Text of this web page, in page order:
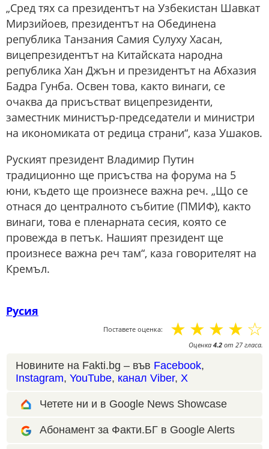
„Сред тях са президентът на Узбекистан Шавкат
Мирзийоев, президентът на Обединена
република Танзания Самия Сулуху Хасан,
вицепрезидентът на Китайската народна
република Хан Джън и президентът на Абхазия
Бадра Гунба. Освен това, както винаги, се
очаква да присъстват вицепрезиденти,
заместник министър-председатели и министри
на икономиката от редица страни“, каза Ушаков.
Руският президент Владимир Путин
традиционно ще присъства на форума на 5
юни, където ще произнесе важна реч. „Що се
отнася до централното събитие (ПМИФ), както
винаги, това е пленарната сесия, която се
провежда в петък. Нашият президент ще
произнесе важна реч там“, каза говорителят на
Кремъл.
Русия
Поставете оценка: ☆
☆
☆
☆
☆
Оценка 4.2 от 27 гласа.
Новините на Fakti.bg – във Facebook,
Instagram, YouTube, канал Viber, X
Четете ни и в Google News Showcase
Абонамент за Факти.БГ в Google Alerts